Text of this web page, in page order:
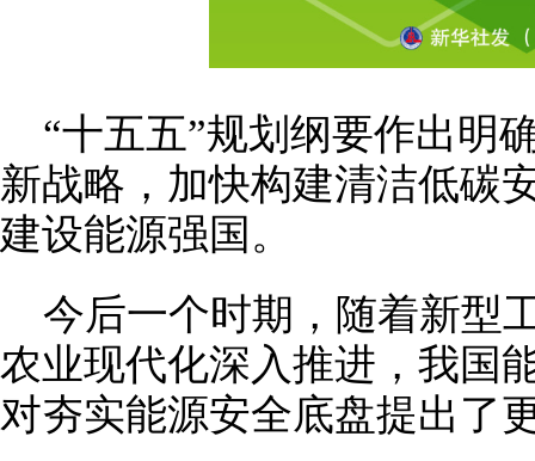
“十五五”规划纲要作出明
新战略，加快构建清洁低碳
建设能源强国。
今后一个时期，随着新型
农业现代化深入推进，我国
对夯实能源安全底盘提出了